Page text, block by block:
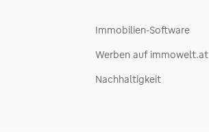
Immobilien-Software
Werben auf immowelt.at
Nachhaltigkeit